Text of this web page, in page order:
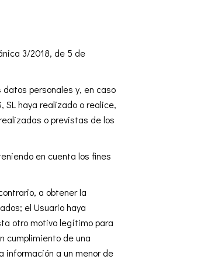
3/2018, de 5 de
datos personales y, en caso
SL haya realizado o realice,
o previstas de los
en cuenta los fines
a obtener la
el Usuario haya
otro motivo legítimo para
cumplimiento de una
información a un menor de